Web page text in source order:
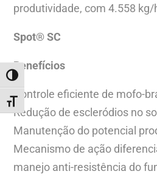
ALTERNAR ALTO CONTRASTE
ALTERNAR TAMANHO DA FONTE
produtividade, com 4.558 kg/
Spot® SC
Benefícios
Controle eficiente de mofo-
Redução de escleródios no
Manutenção do potencial
Mecanismo de ação
manejo anti-resistência do